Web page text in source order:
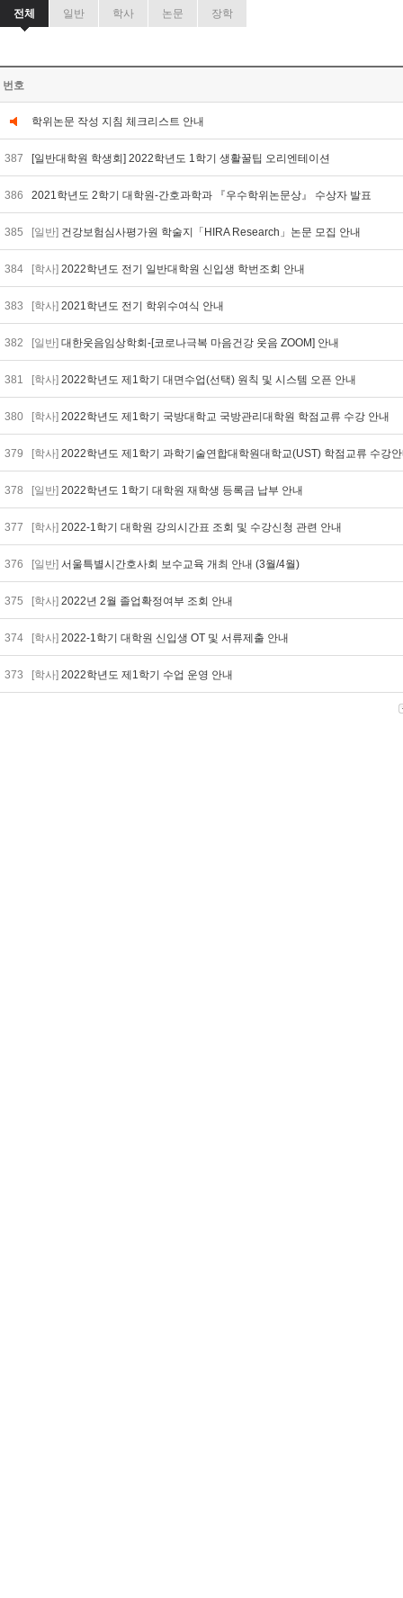
전체 일반 학사 논문 장학
번호
학위논문 작성 지침 체크리스트 안내
387 [일반대학원 학생회] 2022학년도 1학기 생활꿀팁 오리엔테이션
386 2021학년도 2학기 대학원-간호과학과 『우수학위논문상』 수상자 발표
385 [일반] 건강보험심사평가원 학술지「HIRA Research」논문 모집 안내
384 [학사] 2022학년도 전기 일반대학원 신입생 학번조회 안내
383 [학사] 2021학년도 전기 학위수여식 안내
382 [일반] 대한웃음임상학회-[코로나극복 마음건강 웃음 ZOOM] 안내
381 [학사] 2022학년도 제1학기 대면수업(선택) 원칙 및 시스템 오픈 안내
380 [학사] 2022학년도 제1학기 국방대학교 국방관리대학원 학점교류 수강 안내
379 [학사] 2022학년도 제1학기 과학기술연합대학원대학교(UST) 학점교류 수강
378 [일반] 2022학년도 1학기 대학원 재학생 등록금 납부 안내
377 [학사] 2022-1학기 대학원 강의시간표 조회 및 수강신청 관련 안내
376 [일반] 서울특별시간호사회 보수교육 개최 안내 (3월/4월)
375 [학사] 2022년 2월 졸업확정여부 조회 안내
374 [학사] 2022-1학기 대학원 신입생 OT 및 서류제출 안내
373 [학사] 2022학년도 제1학기 수업 운영 안내